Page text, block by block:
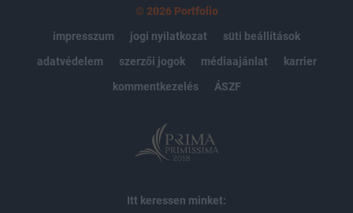
© 2026 Portfolio
impresszum
jogi nyilatkozat
süti beállítások
adatvédelem
szerzői jogok médiaajánlat
karrier
kommentkezelés
ÁSZF
Itt keressen minket: